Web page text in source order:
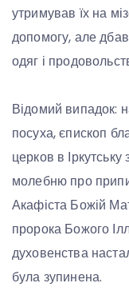
утримував їх на
допомогу, але дбав
одяг і
Відомий випадок:
посуха, єпископ
церков в
молебню про
Акафіста Божій
пророка Божого
духовенства
була зупинена.